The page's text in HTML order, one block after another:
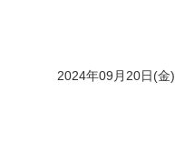
2024年09月20日(金)